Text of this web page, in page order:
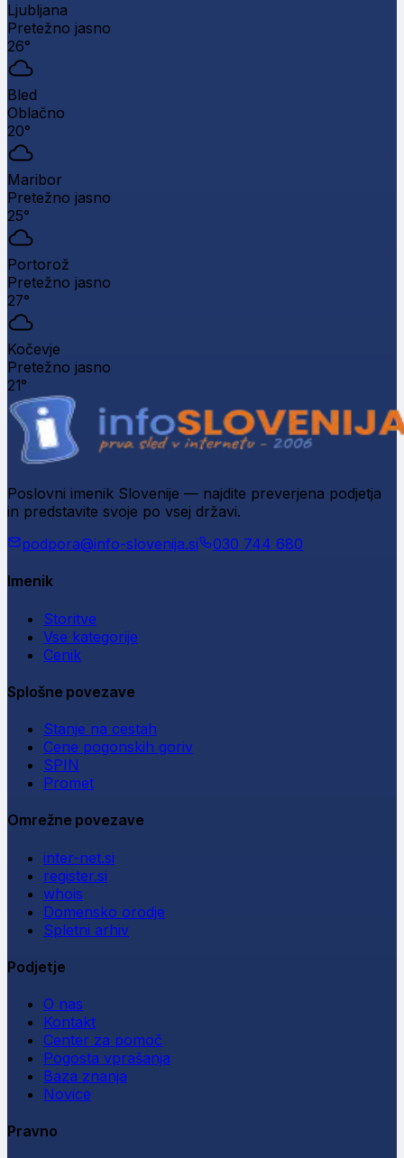
Ljubljana
Pretežno jasno
26°
Bled
Oblačno
20°
Maribor
Pretežno jasno
25°
Portorož
Pretežno jasno
27°
Kočevje
Pretežno jasno
21°
Poslovni imenik Slovenije — najdite preverjena podjetja
in predstavite svoje po vsej državi.
podpora@info-slovenija.si
030 744 680
Imenik
Storitve
Vse kategorije
Cenik
Splošne povezave
Stanje na cestah
Cene pogonskih goriv
SPIN
Promet
Omrežne povezave
inter-net.si
register.si
whois
Domensko orodje
Spletni arhiv
Podjetje
O nas
Kontakt
Center za pomoč
Pogosta vprašanja
Baza znanja
Novice
Pravno